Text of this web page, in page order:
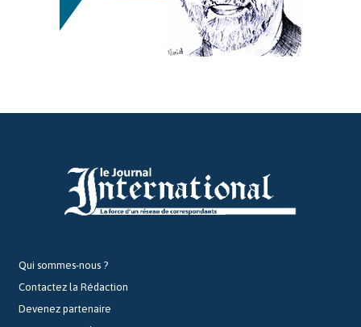
Qui sommes-nous ?
Contactez la Rédaction
Devenez partenaire